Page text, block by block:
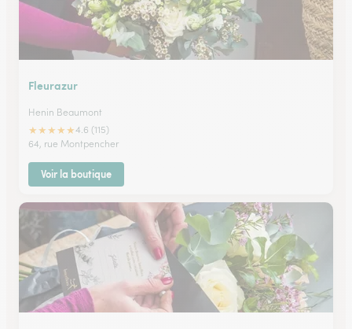
Fleurazur
Henin Beaumont
★★★★★4.6 (115)
64, rue Montpencher
Voir la boutique